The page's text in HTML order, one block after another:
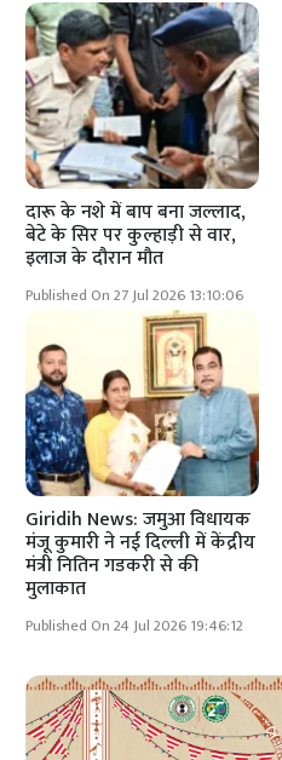
दारू के नशे में बाप बना जल्लाद,
बेटे के सिर पर कुल्हाड़ी से वार,
इलाज के दौरान मौत
Published On 27 Jul 2026 13:10:06
Giridih News: जमुआ विधायक
मंजू कुमारी ने नई दिल्ली में केंद्रीय
मंत्री नितिन गडकरी से की
मुलाकात
Published On 24 Jul 2026 19:46:12